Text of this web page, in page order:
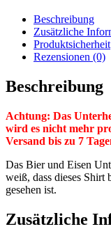
Beschreibung
Zusätzliche
Produktsicherheit
Rezensionen (0)
Beschreibung
Achtung: Das
wird es nicht mehr
Versand bis zu 7
Das Bier und Eisen
weiß, dass dieses
gesehen ist.
Zusätzliche